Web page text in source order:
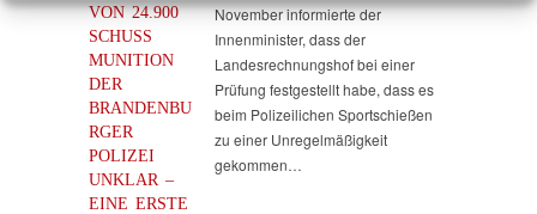
VON 24.900
SCHUSS
MUNITION
DER
BRANDENBU
RGER
POLIZEI
UNKLAR –
EINE ERSTE
November informierte der
Innenminister, dass der
Landesrechnungshof bei einer
Prüfung festgestellt habe, dass es
beim Polizeilichen Sportschießen
zu einer Unregelmäßigkeit
gekommen…